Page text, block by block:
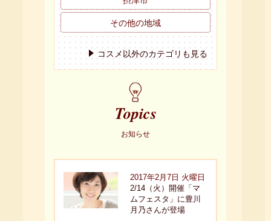
コスメ以外のカテゴリも見る
Topics
お知らせ
2017年2月7日 火曜日
2/14（火）開催「マ
ムフェスタ」に豊川
月乃さんが登場